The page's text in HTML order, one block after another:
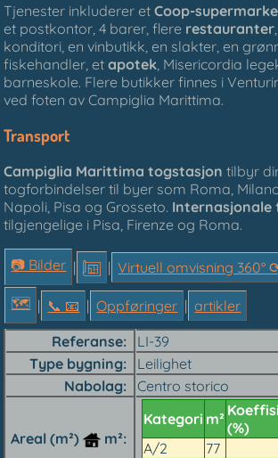
Tjenester inkluderer etCoop-
et postkontor, 4 barer, flere restauranter
konditori, en vinbutikk, en slakter, en
fiskehandler, etapotek , Misericordia
barneskole. Flere butikker finnes i
ved foten av Campiglia Marittima.
Transport
Campiglia Marittima togstasjon tilbyr
togforbindelser til byer som Roma,
Napoli, Pisa og Grosseto. Internasjonale
tilgjengelige i Pisa, Firenze og Roma.
📷 Bilder | | Virtuell omvisning 360°
🗺 | 📞︎ 📧 | Oppføringer | artikler
Referanse
LI-39
Type bygning
Leilighet
Nabolag
Centro storico
Areal (m²) m²
Kategori m² (%)
A/2
77